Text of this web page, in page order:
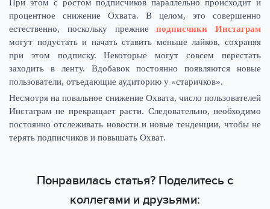
При этом с ростом подписчиков параллельно происходит и
процентное снижение Охвата. В целом, это совершенно
естественно, поскольку прежниеподписчики Инстаграм
могут подустать и начать ставить меньше лайков, сохраняя
при этом подписку. Некоторые могут совсем перестать
заходить в ленту. Вдобавок постоянно появляются новые
пользователи, отъедающие аудиторию у «старичков».
Несмотря на повальное снижение Охвата, число пользователей
Инстаграм не прекращает расти. Следовательно, необходимо
постоянно отслеживать новости и новые тенденции, чтобы не
терять подписчиков и повышать Охват.
Понравилась статья? Поделитесь с
коллегами и друзьями: